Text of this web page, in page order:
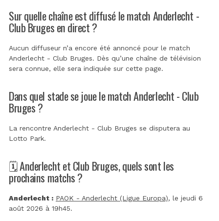
Sur quelle chaîne est diffusé le match Anderlecht -
Club Bruges en direct ?
Aucun diffuseur n’a encore été annoncé pour le match
Anderlecht - Club Bruges. Dès qu’une chaîne de télévision
sera connue, elle sera indiquée sur cette page.
Dans quel stade se joue le match Anderlecht - Club
Bruges ?
La rencontre Anderlecht - Club Bruges se disputera au
Lotto Park.
🗓️ Anderlecht et Club Bruges, quels sont les
prochains matchs ?
Anderlecht : PAOK - Anderlecht (Ligue Europa), le jeudi 6
août 2026 à 19h45.